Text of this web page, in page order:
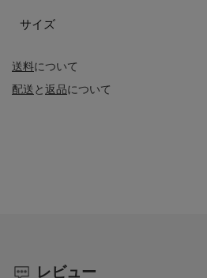
送料について
配送と返品について
サイズ
レビュー